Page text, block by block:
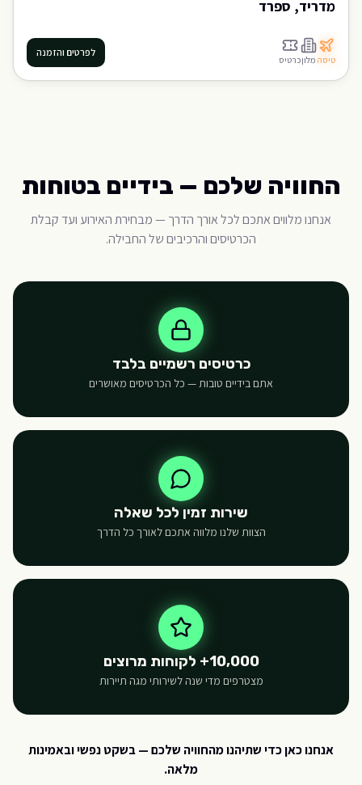
מדריד, ספרד
טיסה מלוןכרטיס
לפרטים והזמנה
החוויה שלכם — בידיים בטוחות
אנחנו מלווים אתכם לכל אורך הדרך — מבחירת האירוע ועד קבלת
הכרטיסים והרכיבים של החבילה.
כרטיסים רשמיים בלבד
אתם בידיים טובות — כל הכרטיסים מאושרים
שירות זמין לכל שאלה
הצוות שלנו מלווה אתכם לאורך כל הדרך
10,000+ לקוחות מרוצים
מצטרפים מדי שנה לשירותי מגה תיירות
אנחנו כאן כדי שתיהנו מהחוויה שלכם — בשקט נפשי ובאמינות
מלאה.